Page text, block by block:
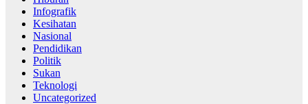
Infografik
Kesihatan
Nasional
Pendidikan
Politik
Sukan
Teknologi
Uncategorized